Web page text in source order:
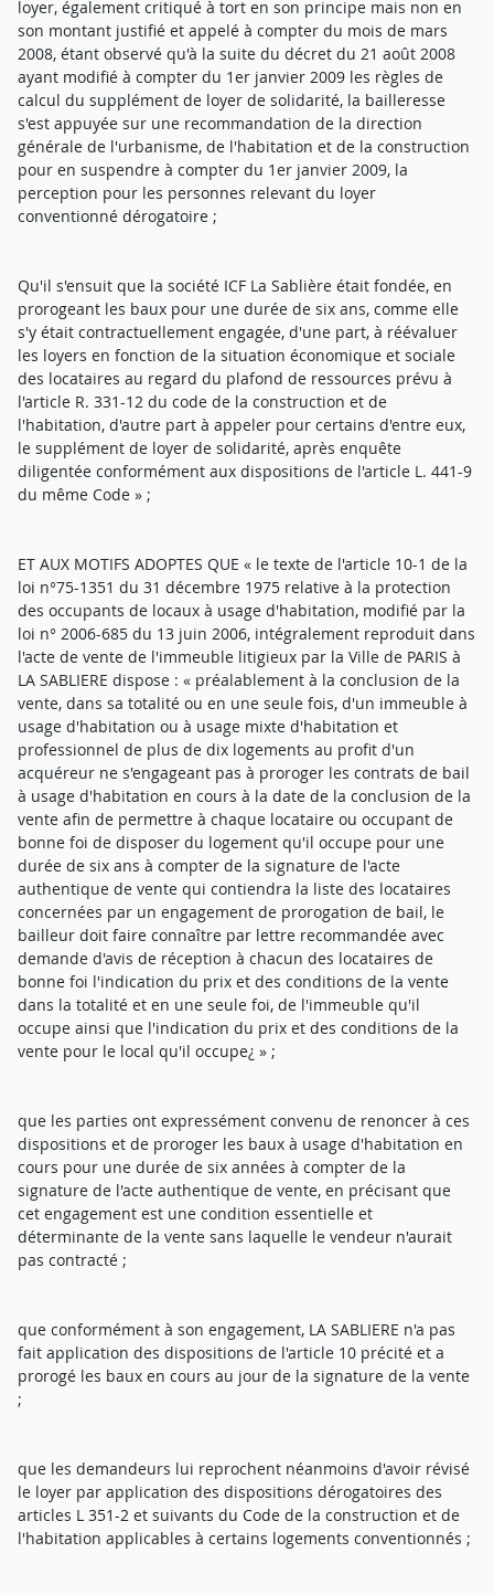
loyer, également critiqué à tort en son principe mais non en
son montant justifié et appelé à compter du mois de mars
2008, étant observé qu'à la suite du décret du 21 août 2008
ayant modifié à compter du 1er janvier 2009 les règles de
calcul du supplément de loyer de solidarité, la bailleresse
s'est appuyée sur une recommandation de la direction
générale de l'urbanisme, de l'habitation et de la construction
pour en suspendre à compter du 1er janvier 2009, la
perception pour les personnes relevant du loyer
conventionné dérogatoire ;
Qu'il s'ensuit que la société ICF La Sablière était fondée, en
prorogeant les baux pour une durée de six ans, comme elle
s'y était contractuellement engagée, d'une part, à réévaluer
les loyers en fonction de la situation économique et sociale
des locataires au regard du plafond de ressources prévu à
l'article R. 331-12 du code de la construction et de
l'habitation, d'autre part à appeler pour certains d'entre eux,
le supplément de loyer de solidarité, après enquête
diligentée conformément aux dispositions de l'article L. 441-9
du même Code » ;
ET AUX MOTIFS ADOPTES QUE « le texte de l'article 10-1 de la
loi n°75-1351 du 31 décembre 1975 relative à la protection
des occupants de locaux à usage d'habitation, modifié par la
loi n° 2006-685 du 13 juin 2006, intégralement reproduit dans
l'acte de vente de l'immeuble litigieux par la Ville de PARIS à
LA SABLIERE dispose : « préalablement à la conclusion de la
vente, dans sa totalité ou en une seule fois, d'un immeuble à
usage d'habitation ou à usage mixte d'habitation et
professionnel de plus de dix logements au profit d'un
acquéreur ne s'engageant pas à proroger les contrats de bail
à usage d'habitation en cours à la date de la conclusion de la
vente afin de permettre à chaque locataire ou occupant de
bonne foi de disposer du logement qu'il occupe pour une
durée de six ans à compter de la signature de l'acte
authentique de vente qui contiendra la liste des locataires
concernées par un engagement de prorogation de bail, le
bailleur doit faire connaître par lettre recommandée avec
demande d'avis de réception à chacun des locataires de
bonne foi l'indication du prix et des conditions de la vente
dans la totalité et en une seule foi, de l'immeuble qu'il
occupe ainsi que l'indication du prix et des conditions de la
vente pour le local qu'il occupe¿ » ;
que les parties ont expressément convenu de renoncer à ces
dispositions et de proroger les baux à usage d'habitation en
cours pour une durée de six années à compter de la
signature de l'acte authentique de vente, en précisant que
cet engagement est une condition essentielle et
déterminante de la vente sans laquelle le vendeur n'aurait
pas contracté ;
que conformément à son engagement, LA SABLIERE n'a pas
fait application des dispositions de l'article 10 précité et a
prorogé les baux en cours au jour de la signature de la vente
;
que les demandeurs lui reprochent néanmoins d'avoir révisé
le loyer par application des dispositions dérogatoires des
articles L 351-2 et suivants du Code de la construction et de
l'habitation applicables à certains logements conventionnés ;